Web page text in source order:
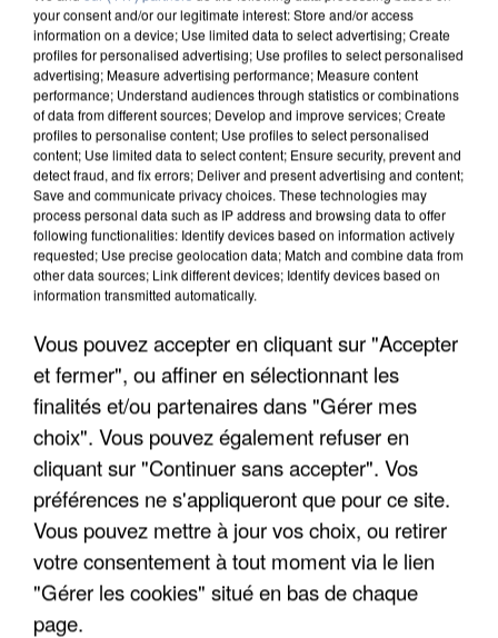
UN SECOND CADRE DE LA DZ MAFIA
your consent and/or our legitimate interest: Store and/or access
information on a device; Use limited data to select advertising; Create
profiles for personalised advertising; Use profiles to select personalised
advertising; Measure advertising performance; Measure content
performance; Understand audiences through statistics or combinations
of data from different sources; Develop and improve services; Create
profiles to personalise content; Use profiles to select personalised
content; Use limited data to select content; Ensure security, prevent and
detect fraud, and fix errors; Deliver and present advertising and content;
Save and communicate privacy choices. These technologies may
process personal data such as IP address and browsing data to offer
following functionalities: Identify devices based on information actively
requested; Use precise geolocation data; Match and combine data from
other data sources; Link different devices; Identify devices based on
information transmitted automatically.
Vous pouvez accepter en cliquant sur "Accepter
et fermer", ou affiner en sélectionnant les
finalités et/ou partenaires dans "Gérer mes
choix". Vous pouvez également refuser en
cliquant sur "Continuer sans accepter". Vos
préférences ne s'appliqueront que pour ce site.
Vous pouvez mettre à jour vos choix, ou retirer
votre consentement à tout moment via le lien
"Gérer les cookies" situé en bas de chaque
page.